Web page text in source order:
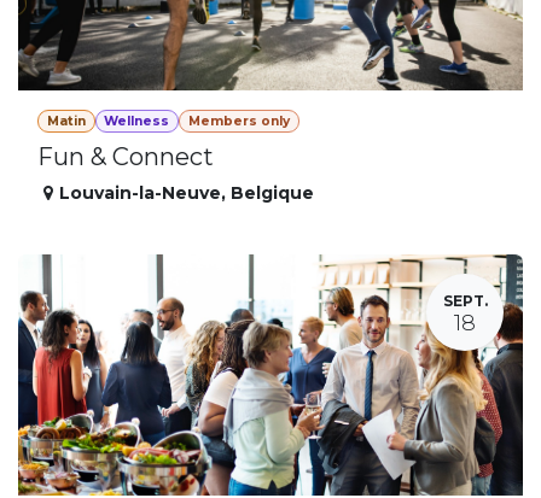
Matin Wellness Members only
Fun & Connect
Louvain-la-Neuve, Belgique
SEPT.
18